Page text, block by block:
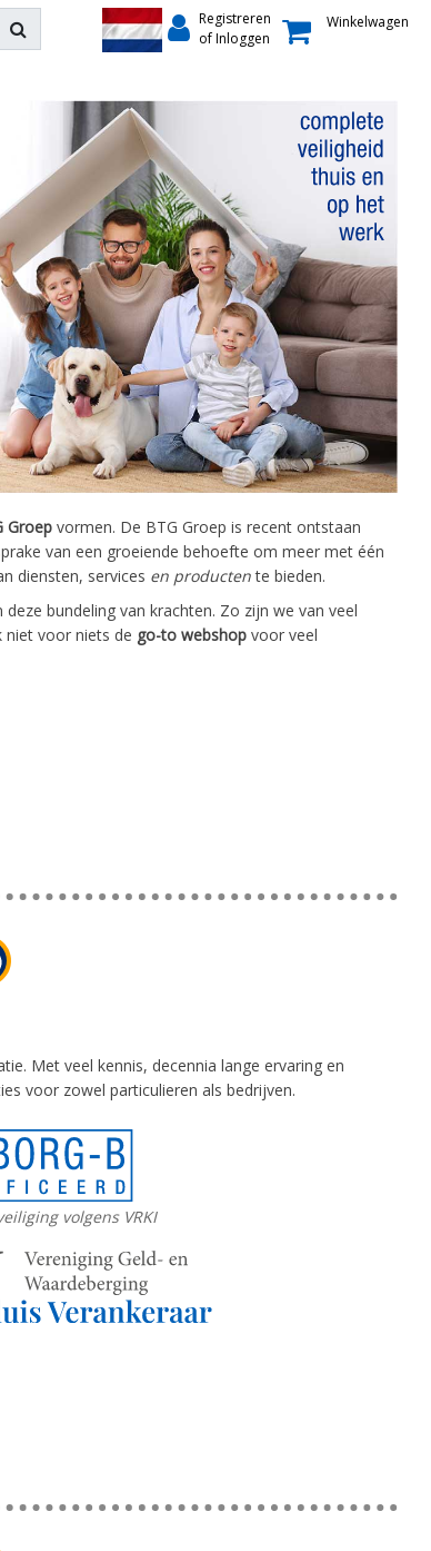
Registreren
of Inloggen
Winkelwagen
Groep vormen. De BTG Groep is recent ontstaan
van een groeiende behoefte om meer met één
diensten, services en productente bieden.
bundeling van krachten. Zo zijn we van veel
niet voor niets de go-to webshop voor veel
Met veel kennis, decennia lange ervaring en
voor zowel particulieren als bedrijven.
volgens VRKI